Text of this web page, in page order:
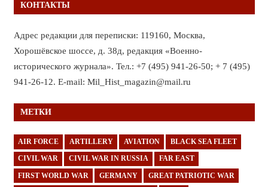
КОНТАКТЫ
Адрес редакции для переписки: 119160, Москва,
Хорошёвское шоссе, д. 38д, редакция «Военно-
исторического журнала». Тел.: +7 (495) 941-26-50; + 7 (495)
941-26-12. E-mail: Mil_Hist_magazin@mail.ru
МЕТКИ
AIR FORCE ARTILLERY AVIATION BLACK SEA FLEET
CIVIL WAR CIVIL WAR IN RUSSIA FAR EAST
FIRST WORLD WAR GERMANY GREAT PATRIOTIC WAR